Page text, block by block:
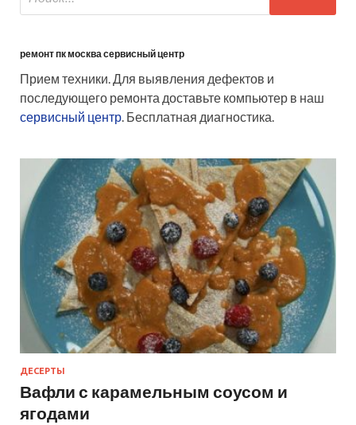
ремонт пк москва сервисный центр
Прием техники. Для выявления дефектов и
последующего ремонта доставьте компьютер в наш
сервисный центр . Бесплатная диагностика.
ДЕСЕРТЫ
Вафли с карамельным соусом и
ягодами